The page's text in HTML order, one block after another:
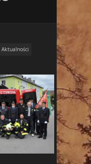
Aktualności